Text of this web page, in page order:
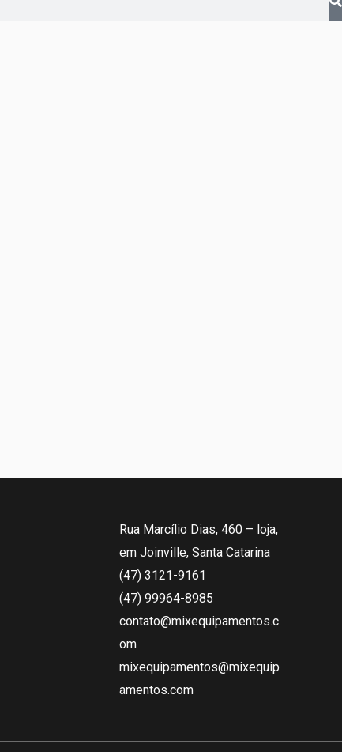
Rua Marcílio Dias, 460 – loja,
em Joinville, Santa Catarina
(47) 3121-9161
(47) 99964-8985
contato@mixequipamentos.c
om
mixequipamentos@mixequip
amentos.com